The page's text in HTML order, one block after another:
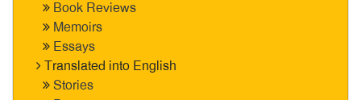
Book Reviews
Memoirs
Essays
Translated into English
Stories